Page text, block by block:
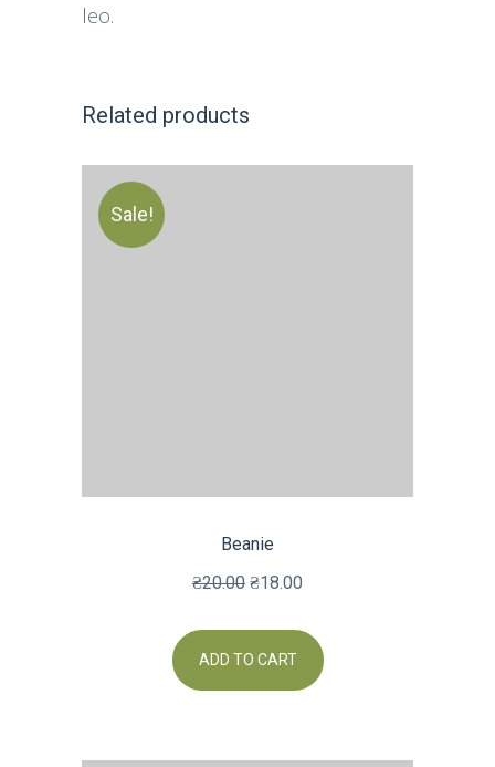
leo.
Related products
Sale!
Beanie
₴20.00 ₴18.00
ADD TO CART